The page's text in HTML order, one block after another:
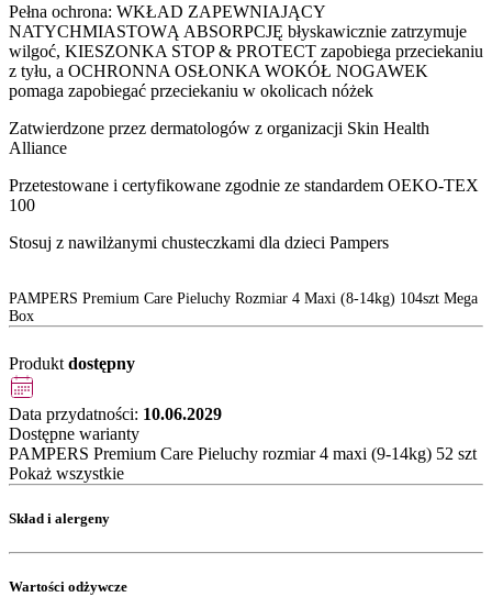
Pełna ochrona: WKŁAD ZAPEWNIAJĄCY
NATYCHMIASTOWĄ ABSORPCJĘ błyskawicznie zatrzymuje
wilgoć, KIESZONKA STOP & PROTECT zapobiega przeciekaniu
z tyłu, a OCHRONNA OSŁONKA WOKÓŁ NOGAWEK
pomaga zapobiegać przeciekaniu w okolicach nóżek
Zatwierdzone przez dermatologów z organizacji Skin Health
Alliance
Przetestowane i certyfikowane zgodnie ze standardem OEKO-TEX
100
Stosuj z nawilżanymi chusteczkami dla dzieci Pampers
PAMPERS Premium Care Pieluchy Rozmiar 4 Maxi (8-14kg) 104szt Mega
Box
Produkt dostępny
Data przydatności: 10.06.2029
Dostępne warianty
PAMPERS Premium Care Pieluchy rozmiar 4 maxi (9-14kg) 52 szt
Pokaż wszystkie
Skład i alergeny
Wartości odżywcze